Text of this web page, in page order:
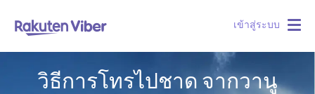
เข้าสู่ระบบ
วิธีการโทรไปชาด จากวานู